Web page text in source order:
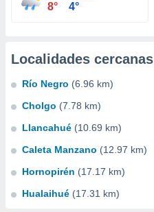
8° 4°
Localidades cercanas
Río Negro (6.96 km)
Cholgo (7.78 km)
Llancahué (10.69 km)
Caleta Manzano (12.97 km)
Hornopirén (17.17 km)
Hualaihué (17.31 km)